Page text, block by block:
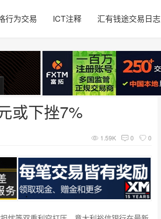
行为交易 ICT注释 汇有钱途交易日志
或下挫7%
1.59K 0 0